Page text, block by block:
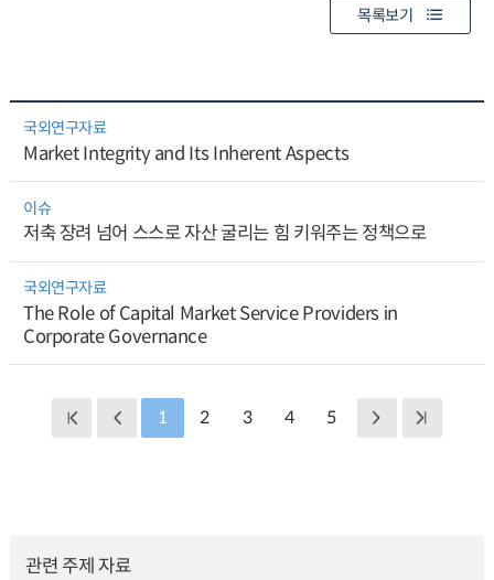
목록보기
국외연구자료
Market Integrity and Its Inherent Aspects
이슈
저축 장려 넘어 스스로 자산 굴리는 힘 키워주는 정책으로
국외연구자료
The Role of Capital Market Service Providers in
Corporate Governance
1 2 3 4 5
관련 주제 자료